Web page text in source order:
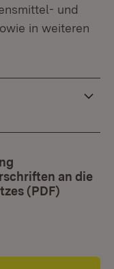
und
in weiteren
an die
(PDF)